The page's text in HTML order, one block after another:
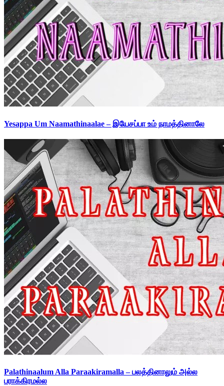
Yesappa Um Naamathinaalae – இயேசப்பா உம் நாமத்தினாலே
Palathinaalum Alla Paraakiramalla – பலத்தினாலும் அல்ல
பராக்கிரமல்ல